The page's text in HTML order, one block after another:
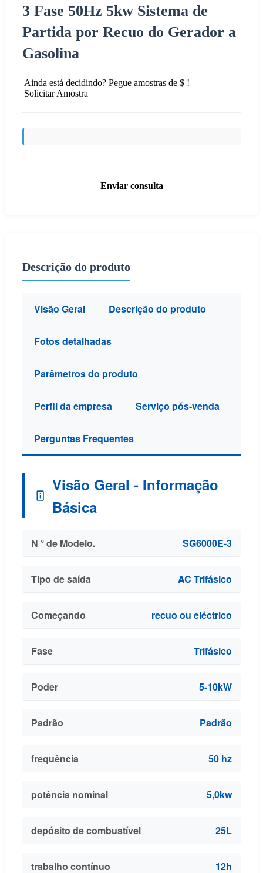
3 Fase 50Hz 5kw Sistema de
Partida por Recuo do Gerador a
Gasolina
Ainda está decidindo? Pegue amostras de $ !
Solicitar Amostra
Enviar consulta
Descrição do produto
Visão Geral Descrição do produto
Fotos detalhadas
Parâmetros do produto
Perfil da empresa Serviço pós-venda
Perguntas Frequentes
Visão Geral - Informação
Básica
N ° de Modelo. SG6000E-3
Tipo de saída AC Trifásico
Começando recuo ou eléctrico
Fase Trifásico
Poder 5-10kW
Padrão Padrão
frequência 50 hz
potência nominal 5,0kw
depósito de combustível 25L
trabalho contínuo 12h